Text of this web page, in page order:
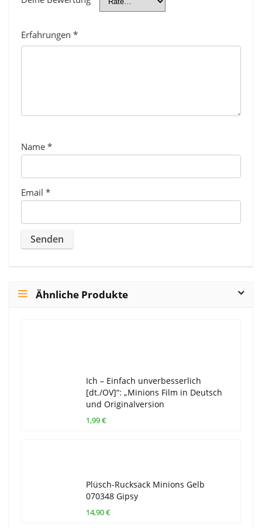
Erfahrungen *
Name *
Email *
Ähnliche Produkte
Ich – Einfach unverbesserlich
[dt./OV]“: „Minions Film in Deutsch
und Originalversion
1,99 €
Plüsch-Rucksack Minions Gelb
070348 Gipsy
14,90 €